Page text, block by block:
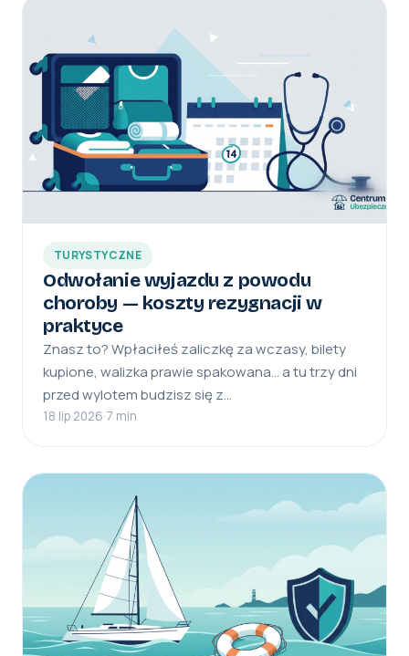
TURYSTYCZNE
Odwołanie wyjazdu z powodu
choroby — koszty rezygnacji w
praktyce
Znasz to? Wpłaciłeś zaliczkę za wczasy, bilety
kupione, walizka prawie spakowana… a tu trzy dni
przed wylotem budzisz się z…
18 lip 2026·7 min